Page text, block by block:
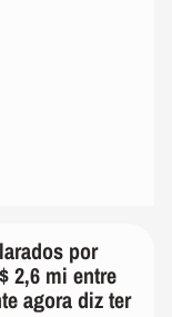
por
2,6 mi entre
agora diz ter